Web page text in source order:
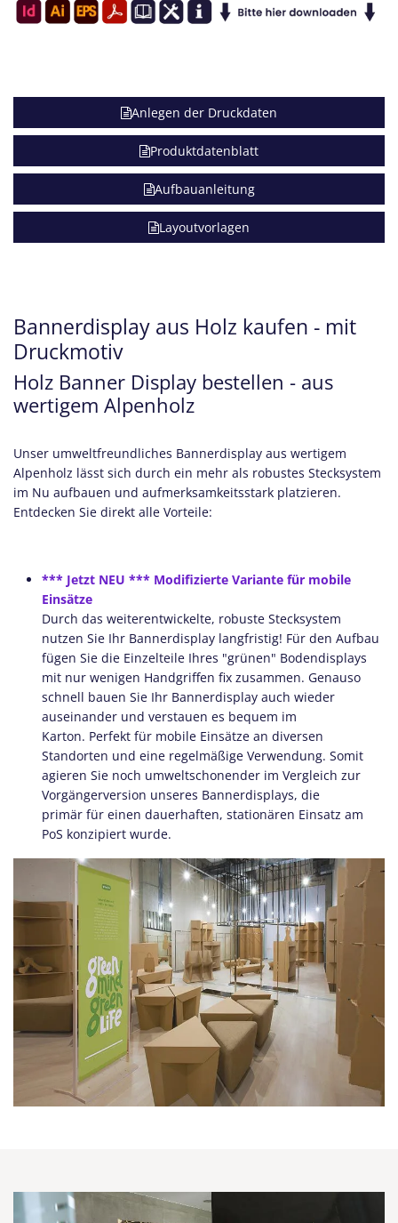
Anlegen der Druckdaten
Produktdatenblatt
Aufbauanleitung
Layoutvorlagen
Bannerdisplay aus Holz kaufen - mit
Druckmotiv
Holz Banner Display bestellen - aus
wertigem Alpenholz
Unser umweltfreundliches Bannerdisplay aus wertigem
Alpenholz lässt sich durch ein mehr als robustes Stecksystem
im Nu aufbauen und aufmerksamkeitsstark platzieren.
Entdecken Sie direkt alle Vorteile:
*** Jetzt NEU *** Modifizierte Variante für mobile
Einsätze
Durch das weiterentwickelte, robuste Stecksystem
nutzen Sie Ihr Bannerdisplay langfristig! Für den Aufbau
fügen Sie die Einzelteile Ihres "grünen" Bodendisplays
mit nur wenigen Handgriffen fix zusammen. Genauso
schnell bauen Sie Ihr Bannerdisplay auch wieder
auseinander und verstauen es bequem im
Karton. Perfekt für mobile Einsätze an diversen
Standorten und eine regelmäßige Verwendung. Somit
agieren Sie noch umweltschonender im Vergleich zur
Vorgängerversion unseres Bannerdisplays, die
primär für einen dauerhaften, stationären Einsatz am
PoS konzipiert wurde.